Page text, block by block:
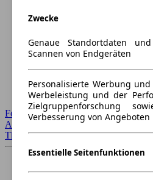
Forum Startseite
Alle Auto-Foren
Themen-Forum
Zwecke
Genaue Standortdaten
Scannen von Endgeräten
Personalisierte Werbung
Werbeleistung und der
Zielgruppenforschung
Verbesserung von Angeboten
Essentielle Seitenfunktionen